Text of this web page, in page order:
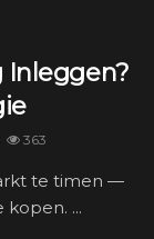
Inleggen?
363
te timen —
...